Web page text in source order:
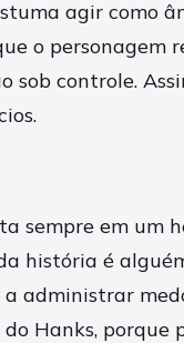
agir como
o personagem
sob controle.
sempre em um
história é
administrar
Hanks, porque